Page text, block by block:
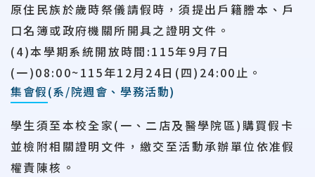
原住民族於歲時祭儀請假時，須提出戶籍謄本、戶
口名簿或政府機關所開具之證明文件。
(4)本學期系統開放時間:115年9月7日
(一)08:00~115年12月24日(四)24:00止。
集會假(系/院週會、學務活動)
學生須至本校全家(一、二店及醫學院區)購買假卡
並檢附相關證明文件，繳交至活動承辦單位依准假
權責陳核。